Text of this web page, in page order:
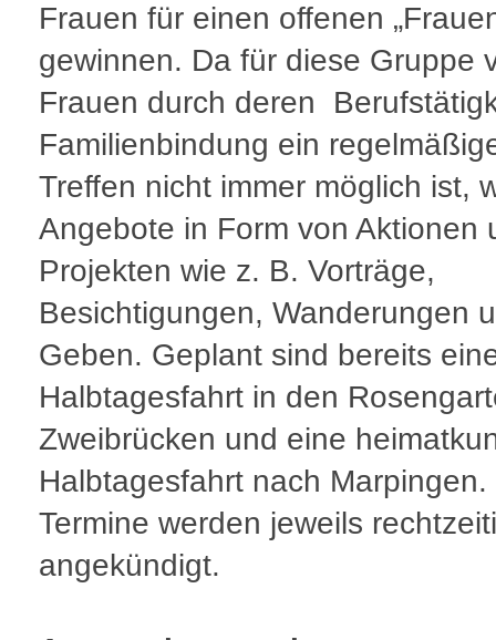
Frauen für einen offenen
gewinnen. Da für diese Gruppe
Frauen durch deren
Familienbindung ein
Treffen nicht immer möglich ist,
Angebote in Form von Aktionen
Projekten wie z. B. Vorträge,
Besichtigungen, Wanderungen
Geben. Geplant sind bereits
Halbtagesfahrt in den
Zweibrücken und eine
Halbtagesfahrt nach Marpingen.
Termine werden jeweils
angekündigt.